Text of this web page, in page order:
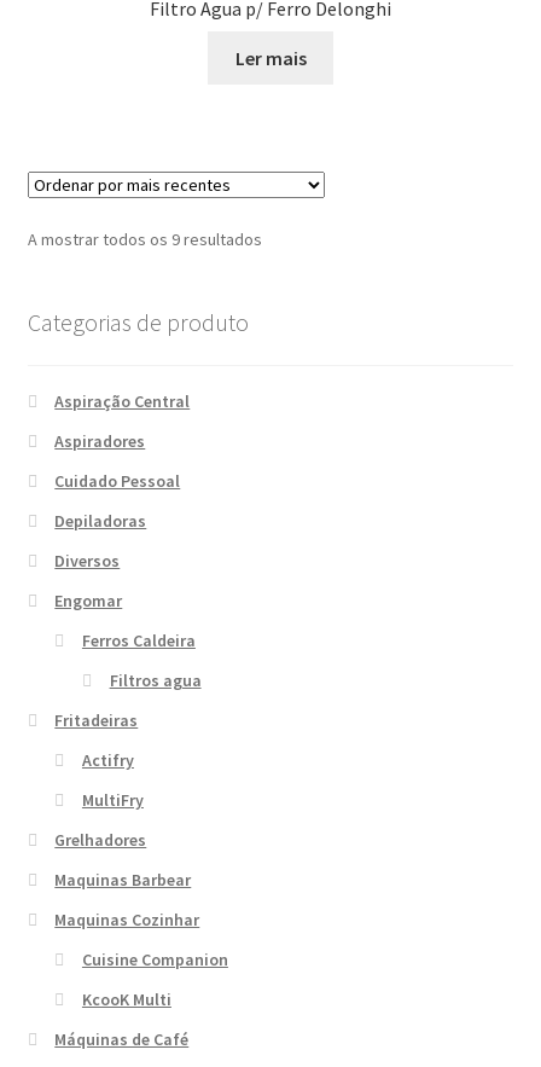
Filtro Agua p/ Ferro Delonghi
Ler mais
A mostrar todos os 9 resultadosOrdenado
Categorias de produto
Aspiração Central
Aspiradores
Cuidado Pessoal
Depiladoras
Diversos
Engomar
Ferros Caldeira
Filtros agua
Fritadeiras
Actifry
MultiFry
Grelhadores
Maquinas Barbear
Maquinas Cozinhar
Cuisine Companion
KcooK Multi
Máquinas de Café